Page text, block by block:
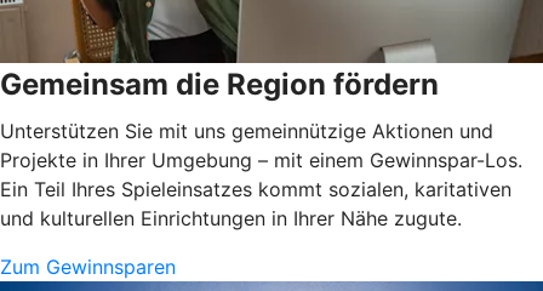
Gemeinsam die Region fördern
Unterstützen Sie mit uns gemeinnützige Aktionen und
Projekte in Ihrer Umgebung – mit einem Gewinnspar-Los.
Ein Teil Ihres Spieleinsatzes kommt sozialen, karitativen
und kulturellen Einrichtungen in Ihrer Nähe zugute.
Zum Gewinnsparen